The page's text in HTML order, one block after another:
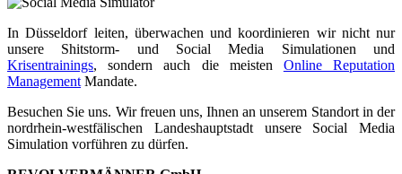
In Düsseldorf leiten, überwachen und koordinieren wir nicht nur
unsere Shitstorm- und Social Media Simulationen und
Krisentrainings, sondern auch die meisten Online Reputation
ManagementMandate.
Besuchen Sie uns. Wir freuen uns, Ihnen an unserem Standort in der
nordrhein-westfälischen Landeshauptstadt unsere Social Media
Simulation vorführen zu dürfen.